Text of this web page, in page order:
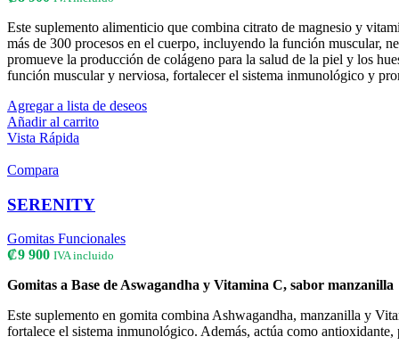
Este suplemento alimenticio que combina citrato de magnesio y
más de 300 procesos en el cuerpo, incluyendo la función muscular,
promueve la producción de colágeno para la salud de la piel y los
función muscular y nerviosa, fortalecer el sistema inmunológico y
Agregar a lista de deseos
Añadir al carrito
Vista Rápida
Compara
SERENITY
Gomitas Funcionales
₡9 900 IVA incluido
Gomitas a Base de Aswagandha y Vitamina C, sabor manzanilla
Este suplemento en gomita combina Ashwagandha, manzanilla y
fortalece el sistema inmunológico. Además, actúa como